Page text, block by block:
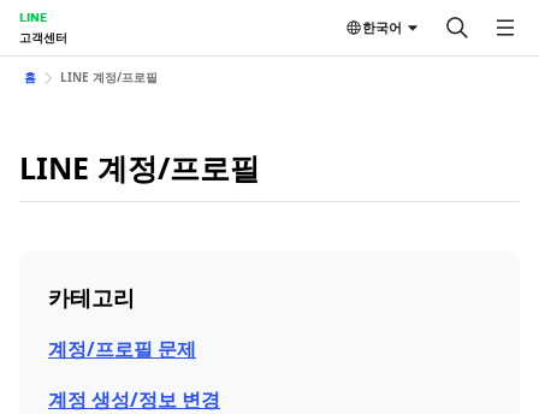
LINE
고객센터
한국어
홈 LINE 계정/프로필
LINE 계정/프로필
카테고리
계정/프로필 문제
계정 생성/정보 변경